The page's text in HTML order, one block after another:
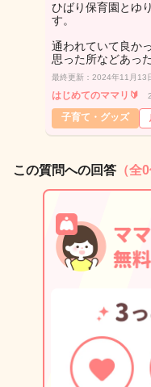
ひばり保育園とゆ
す。
通われていて良か
思った所などあっ
最終更新：2024年11月13
はじめてのママリ🔰
子育て・グッズ
この質問への回答 （全0